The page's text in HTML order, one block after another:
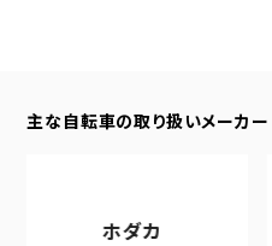
主な自転車の取り扱いメーカー
ホダカ